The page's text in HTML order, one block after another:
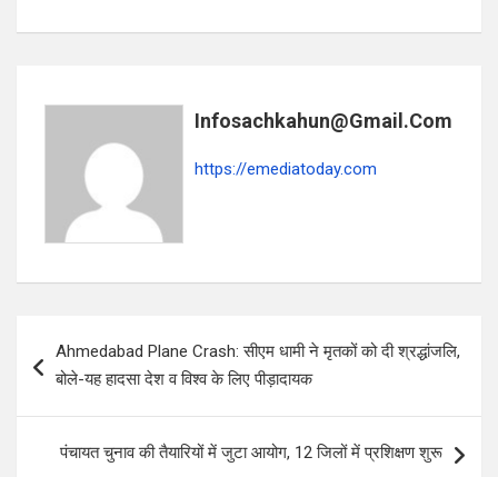
ce
o
o
k
at
A
p
p
ar
Infosachkahun@gmail.com
https://emediatoday.com
navigation
Ahmedabad Plane Crash: सीएम धामी ने मृतकों को दी श्रद्धांजलि,
बोले-यह हादसा देश व विश्व के लिए पीड़ादायक
पंचायत चुनाव की तैयारियों में जुटा आयोग, 12 जिलों में प्रशिक्षण शुरू